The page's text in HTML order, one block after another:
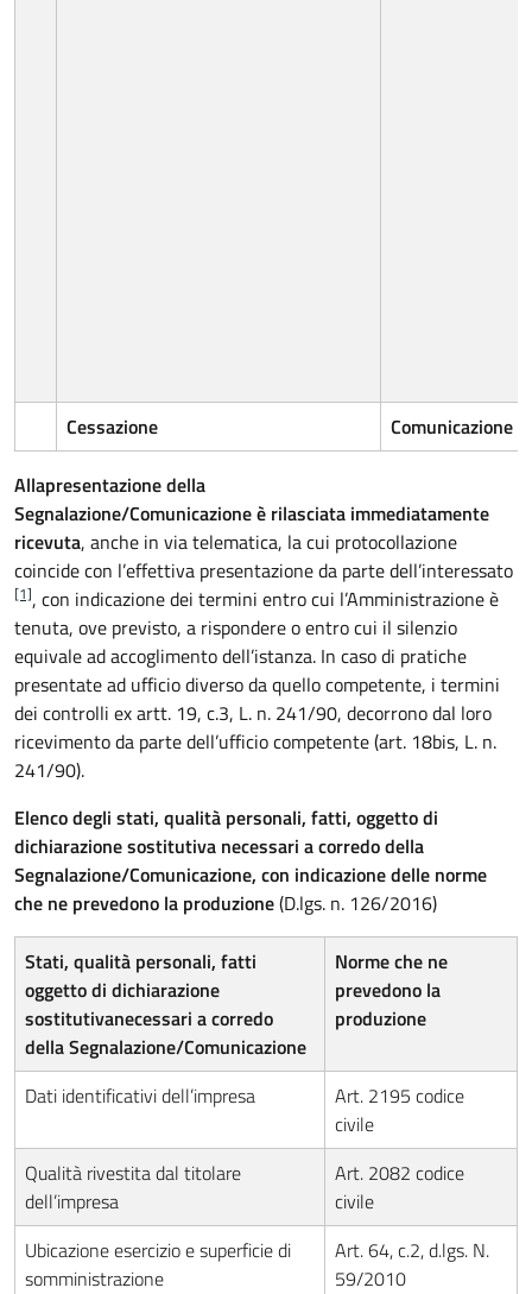
Cessazione Comunicazione
Allapresentazionedella
Segnalazione/Comunicazioneè rilasciata immediatamente
ricevuta, anche in via telematica, la cui protocollazione
coincide con l’effettiva presentazione da parte dell’interessato
[1], con indicazione dei termini entro cui l’Amministrazione è
tenuta, ove previsto, a rispondere o entro cui il silenzio
equivale ad accoglimento dell’istanza. In caso di pratiche
presentate ad ufficio diverso da quello competente, i termini
dei controlli ex artt. 19, c.3, L. n. 241/90, decorrono dal loro
ricevimento da parte dell’ufficio competente (art. 18bis, L. n.
241/90).
Elenco degli stati, qualità personali, fatti, oggetto di
dichiarazione sostitutiva necessari a corredo della
Segnalazione/Comunicazione, con indicazione delle norme
che ne prevedono la produzione(D.lgs. n. 126/2016)
Stati, qualità personali, fatti
oggetto di dichiarazione
sostitutivanecessari a corredo
della Segnalazione/Comunicazione
Norme che ne
prevedono la
produzione
Dati identificativi dell’impresa
Art. 2195 codice
civile
Qualità rivestita dal titolare
dell’impresa
Art. 2082 codice
civile
Ubicazione esercizio e superficie di
somministrazione
Art. 64, c.2, d.lgs. N.
59/2010